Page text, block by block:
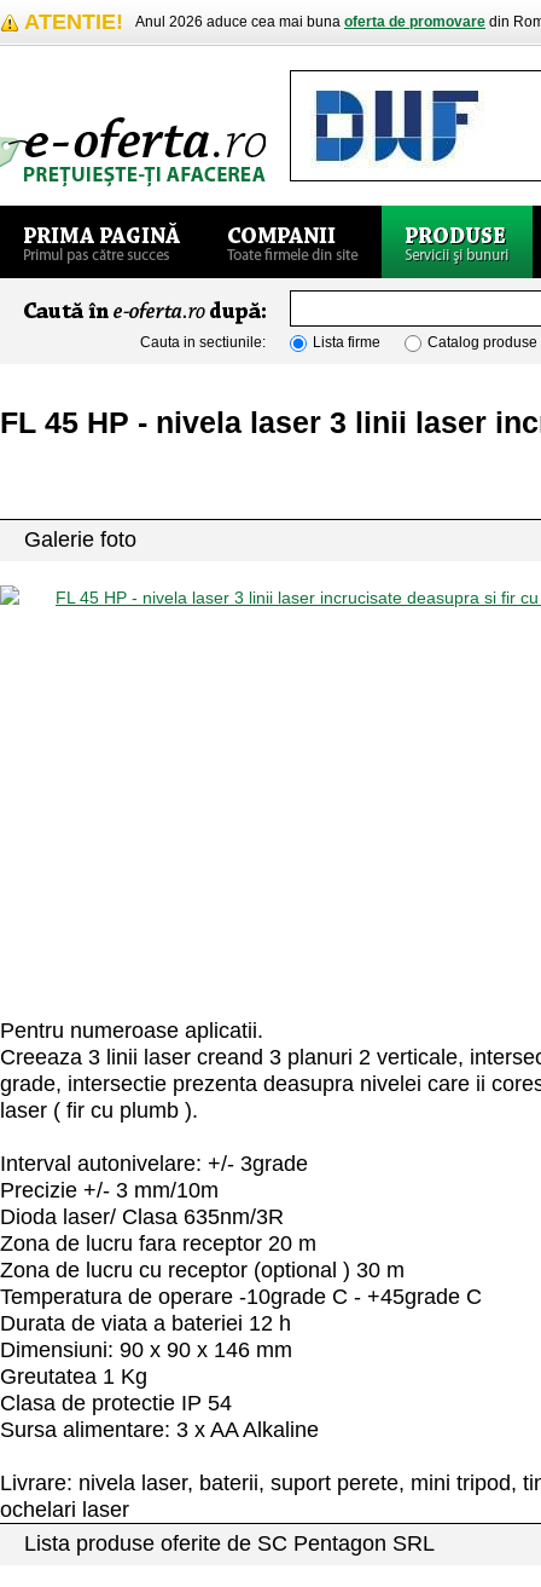
ATENTIE! Anul 2026 aduce cea mai buna oferta de promovare din
Cauta in sectiunile: Lista firme Catalog produse
FL 45 HP - nivela laser 3 linii laser
Galerie foto
Pentru numeroase aplicatii.
Creeaza 3 linii laser creand 3 planuri 2 verticale,
grade, intersectie prezenta deasupra nivelei care ii
laser ( fir cu plumb ).
Interval autonivelare: +/- 3grade
Precizie +/- 3 mm/10m
Dioda laser/ Clasa 635nm/3R
Zona de lucru fara receptor 20 m
Zona de lucru cu receptor (optional ) 30 m
Temperatura de operare -10grade C - +45grade C
Durata de viata a bateriei 12 h
Dimensiuni: 90 x 90 x 146 mm
Greutatea 1 Kg
Clasa de protectie IP 54
Sursa alimentare: 3 x AA Alkaline
Livrare: nivela laser, baterii, suport perete, mini tripod,
ochelari laser
Lista produse oferite de SC Pentagon SRL